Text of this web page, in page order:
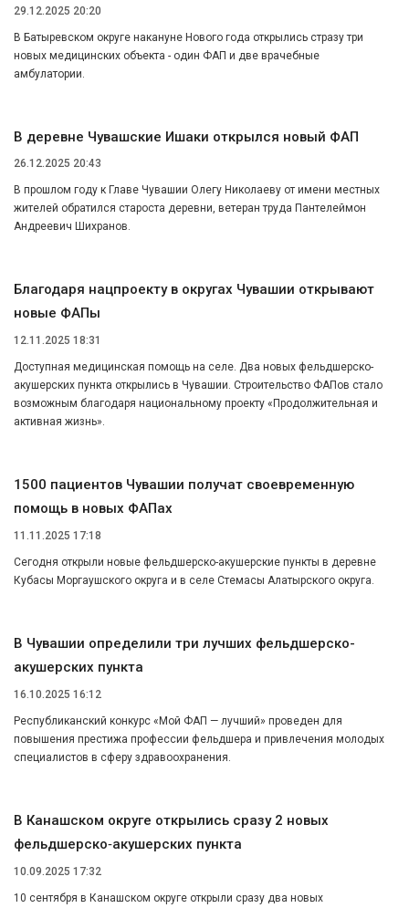
29.12.2025 20:20
В Батыревском округе накануне Нового года открылись стразу три
новых медицинских объекта - один ФАП и две врачебные
амбулатории.
В деревне Чувашские Ишаки открылся новый ФАП
26.12.2025 20:43
В прошлом году к Главе Чувашии Олегу Николаеву от имени местных
жителей обратился староста деревни, ветеран труда Пантелеймон
Андреевич Шихранов.
Благодаря нацпроекту в округах Чувашии открывают
новые ФАПы
12.11.2025 18:31
Доступная медицинская помощь на селе. Два новых фельдшерско-
акушерских пункта открылись в Чувашии. Строительство ФАПов стало
возможным благодаря национальному проекту «Продолжительная и
активная жизнь».
1500 пациентов Чувашии получат своевременную
помощь в новых ФАПах
11.11.2025 17:18
Сегодня открыли новые фельдшерско-акушерские пункты в деревне
Кубасы Моргаушского округа и в селе Стемасы Алатырского округа.
В Чувашии определили три лучших фельдшерско-
акушерских пункта
16.10.2025 16:12
Республиканский конкурс «Мой ФАП — лучший» проведен для
повышения престижа профессии фельдшера и привлечения молодых
специалистов в сферу здравоохранения.
В Канашском округе открылись сразу 2 новых
фельдшерско‑акушерских пункта
10.09.2025 17:32
10 сентября в Канашском округе открыли сразу два новых